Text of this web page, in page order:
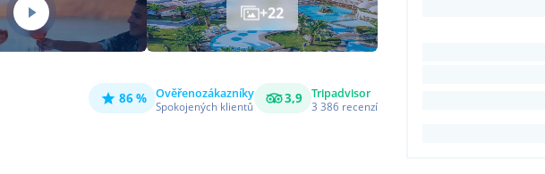
+22
86 % Ověřenozákazníky
Spokojených klientů 3,9 Tripadvisor
3 386 recenzí